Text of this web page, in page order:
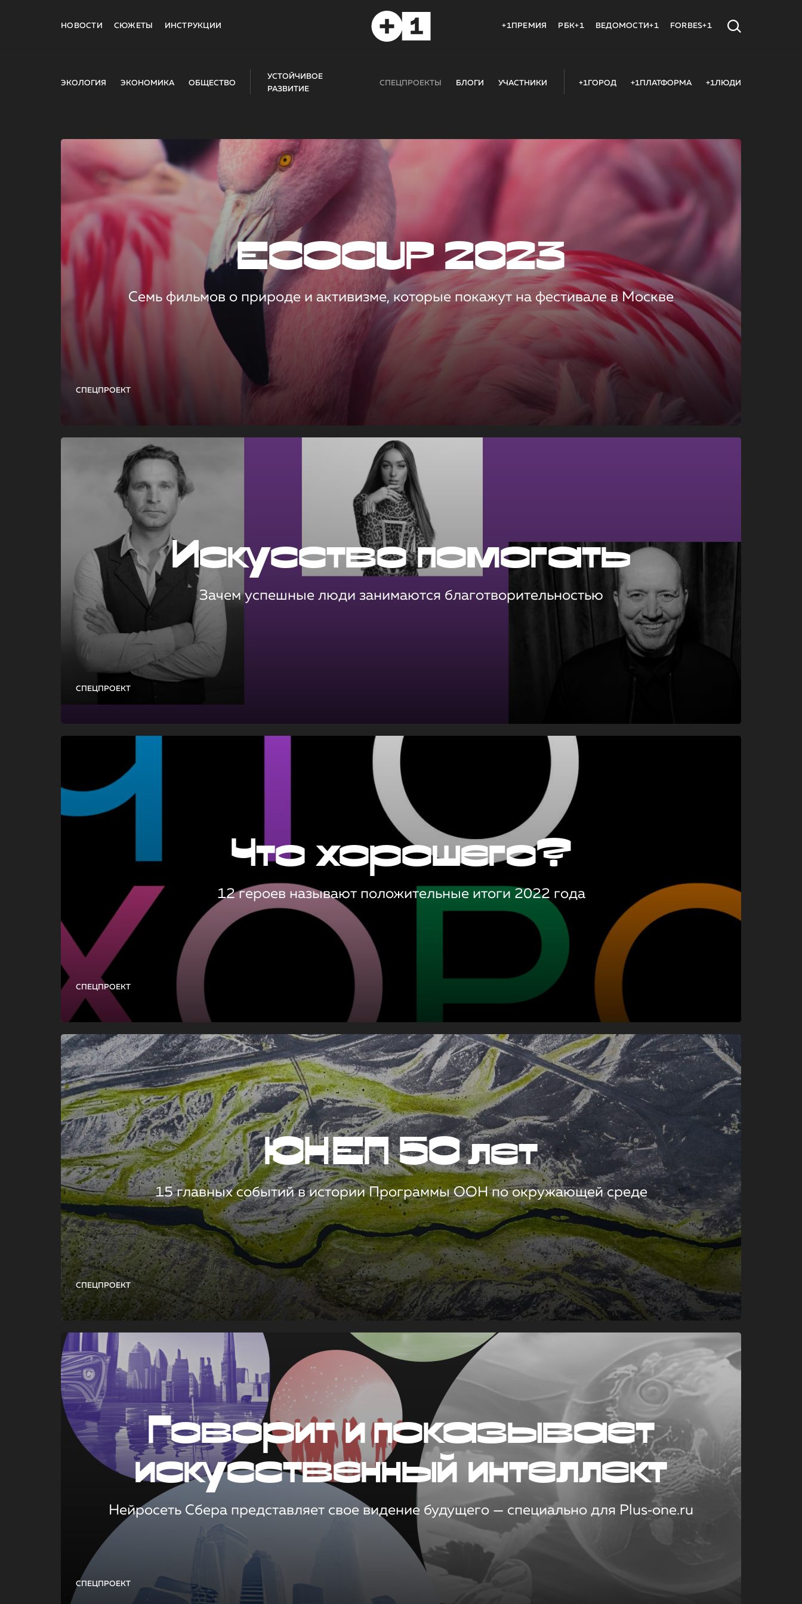
НОВОСТИ СЮЖЕТЫ ИНСТРУКЦИИ +1ПРЕМИЯ РБК+1 ВЕДОМОСТИ+1 FORBES+1
ЭКОЛОГИЯ ЭКОНОМИКА ОБЩЕСТВО
УСТОЙЧИВОЕ
РАЗВИТИЕ
СПЕЦПРОЕКТЫ БЛОГИ УЧАСТНИКИ +1ГОРОД +1ПЛАТФОРМА +1ЛЮДИ
СПЕЦПРОЕКТ
ECOCUP 2023
Семь фильмов о природе и активизме, которые покажут на фестивале в Москве
СПЕЦПРОЕКТ
Искусство помогать
Зачем успешные люди занимаются благотворительностью
СПЕЦПРОЕКТ
Что хорошего?
12 героев называют положительные итоги 2022 года
СПЕЦПРОЕКТ
ЮНЕП 50 лет
15 главных событий в истории Программы ООН по окружающей среде
СПЕЦПРОЕКТ
Говорит и показывает
искусственный интеллект
Нейросеть Сбера представляет свое видение будущего — специально для Plus‑one.ru